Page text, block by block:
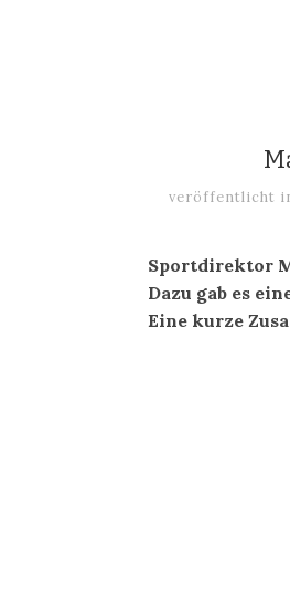
veröffentlicht
Sportdirektor
Dazu gab es
Eine kurze